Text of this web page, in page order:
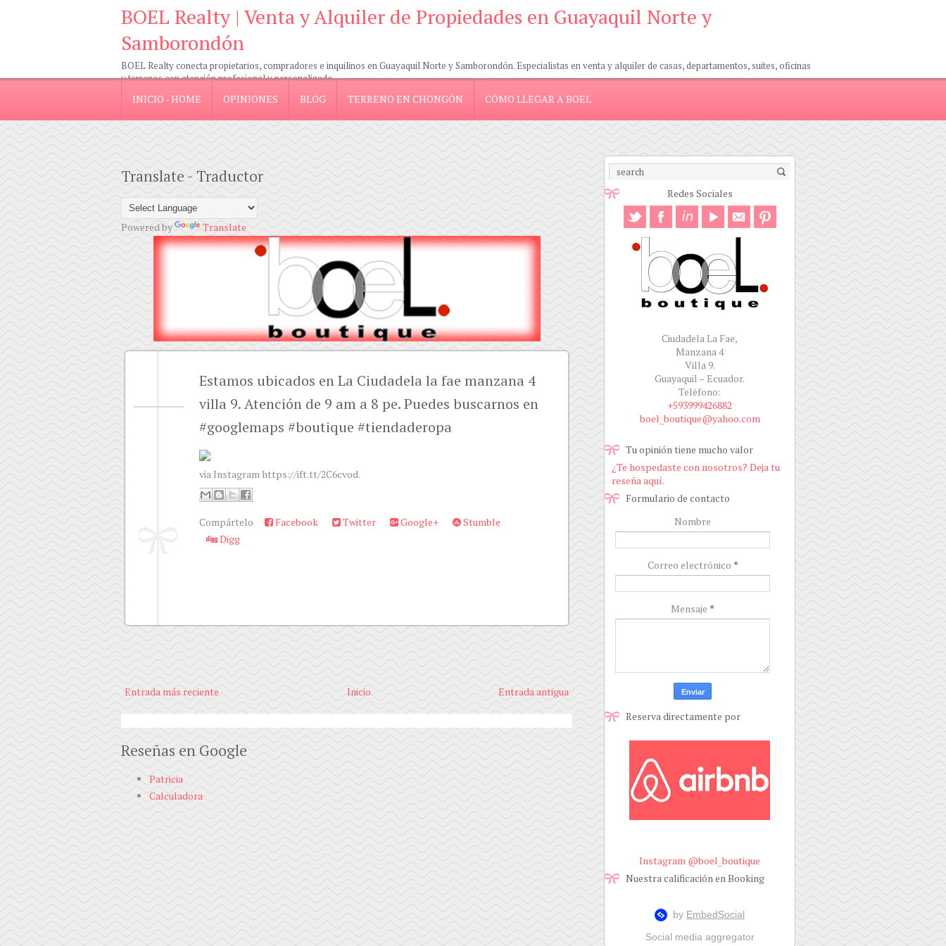
BOEL Realty | Venta y Alquiler de Propiedades en Guayaquil Norte y
Samborondón
BOEL Realty conecta propietarios, compradores e inquilinos en Guayaquil Norte y Samborondón. Especialistas en venta y alquiler de casas, departamentos, suites, oficinas
y terrenos con atención profesional y personalizada.
INICIO - HOME OPINIONES BLOG TERRENO EN CHONGÓN CÓMO LLEGAR A BOEL
Translate - Traductor
Powered by Translate
Estamos ubicados en La Ciudadela la fae manzana 4
villa 9. Atención de 9 am a 8 pe. Puedes buscarnos en
#googlemaps #boutique #tiendaderopa
via Instagram https://ift.tt/2C6cvod.
Compártelo Facebook Twitter Google+
Stumble
Digg
Entrada más reciente Entrada antigua
Inicio
Reseñas en Google
Patricia
Calculadora
Redes Sociales
Ciudadela La Fae,
Manzana 4
Villa 9.
Guayaquil – Ecuador.
Teléfono:
+593999426882
boel_boutique@yahoo.com
Tu opinión tiene mucho valor
¿Te hospedaste con nosotros? Deja tu
reseña aquí.
Formulario de contacto
Nombre
Correo electrónico *
Mensaje *
Reserva directamente por
Instagram @boel_boutique
Nuestra calificación en Booking
Social media aggregator